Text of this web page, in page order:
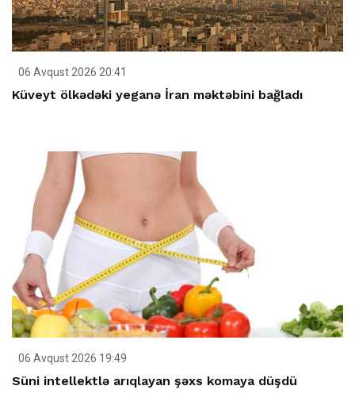
06 Avqust 2026 20:41
Küveyt ölkədəki yeganə İran məktəbini bağladı
06 Avqust 2026 19:49
Süni intellektlə arıqlayan şəxs komaya düşdü